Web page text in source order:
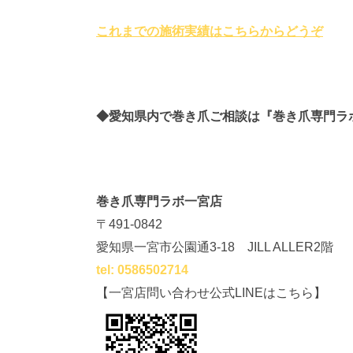
これまでの施術実績はこちらからどうぞ
◆愛知県内で巻き爪ご相談は 『巻き爪専門ラ
巻き爪専門ラボ一宮店
〒491-0842
愛知県一宮市公園通3-18 JILL ALLER2階
tel: 0586502714
【一宮店問い合わせ公式LINEはこちら】